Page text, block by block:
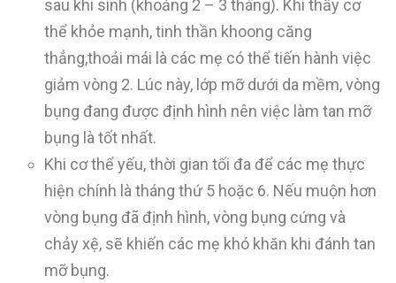
sau khi sinh (khoảng 2 – 3 tháng). Khi thấy cơ
thể khỏe mạnh, tinh thần khoong căng
thẳng,thoải mái là các mẹ có thể tiến hành việc
giảm vòng 2. Lúc này, lớp mỡ dưới da mềm, vòng
bụng đang được định hình nên việc làm tan mỡ
bụng là tốt nhất.
Khi cơ thể yếu, thời gian tối đa để các mẹ thực
hiện chính là tháng thứ 5 hoặc 6. Nếu muộn hơn
vòng bụng đã định hình, vòng bụng cứng và
chảy xệ, sẽ khiến các mẹ khó khăn khi đánh tan
mỡ bụng.